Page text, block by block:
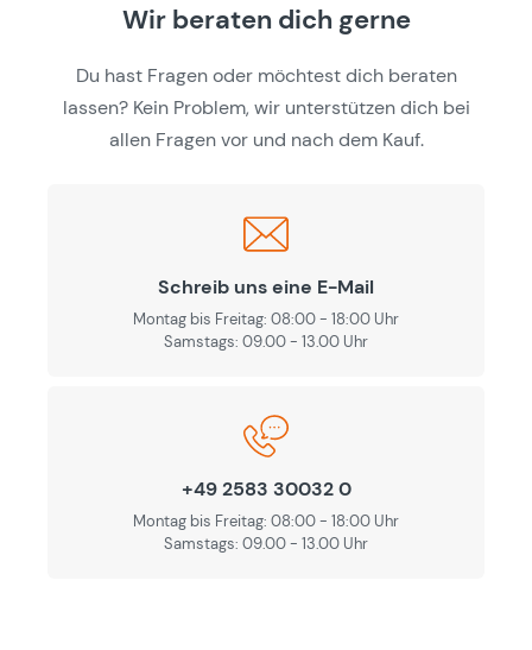
Wir beraten dich gerne
Du hast Fragen oder möchtest dich beraten
lassen? Kein Problem, wir unterstützen dich bei
allen Fragen vor und nach dem Kauf.
Schreib uns eine E-Mail
Montag bis Freitag: 08:00 - 18:00 Uhr
Samstags: 09.00 - 13.00 Uhr
+49 2583 30032 0
Montag bis Freitag: 08:00 - 18:00 Uhr
Samstags: 09.00 - 13.00 Uhr